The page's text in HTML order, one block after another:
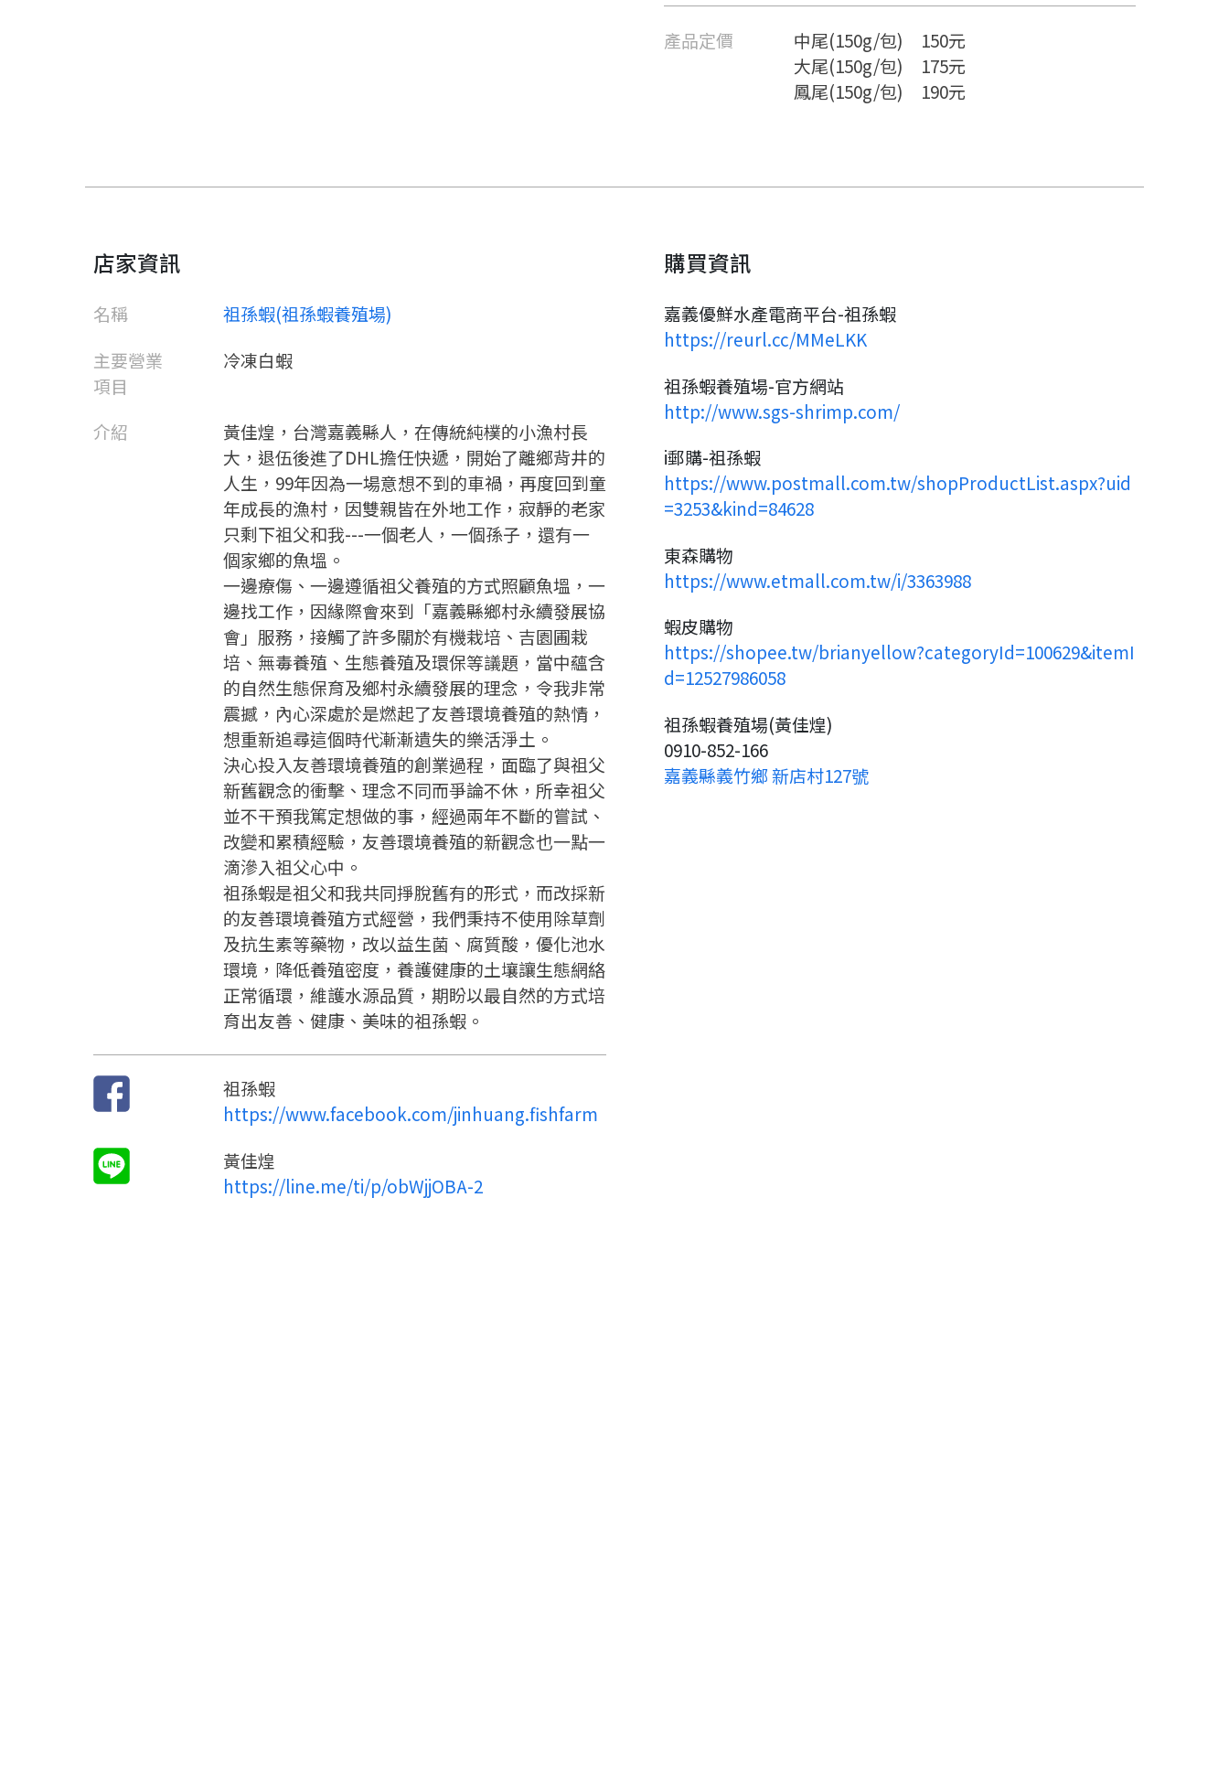
產品定價
中尾(150g/包) 150元
大尾(150g/包) 175元
鳳尾(150g/包) 190元
店家資訊
名稱
祖孫蝦(祖孫蝦養殖場)
主要營業
項目
冷凍白蝦
介紹
黃佳煌，台灣嘉義縣人，在傳統純樸的小漁村長
大，退伍後進了DHL擔任快遞，開始了離鄉背井的
人生，99年因為一場意想不到的車禍，再度回到童
年成長的漁村，因雙親皆在外地工作，寂靜的老家
只剩下祖父和我---一個老人，一個孫子，還有一
個家鄉的魚塭。
一邊療傷、一邊遵循祖父養殖的方式照顧魚塭，一
邊找工作，因緣際會來到「嘉義縣鄉村永續發展協
會」服務，接觸了許多關於有機栽培、吉園圃栽
培、無毒養殖、生態養殖及環保等議題，當中蘊含
的自然生態保育及鄉村永續發展的理念，令我非常
震撼，內心深處於是燃起了友善環境養殖的熱情，
想重新追尋這個時代漸漸遺失的樂活淨土。
決心投入友善環境養殖的創業過程，面臨了與祖父
新舊觀念的衝擊、理念不同而爭論不休，所幸祖父
並不干預我篤定想做的事，經過兩年不斷的嘗試、
改變和累積經驗，友善環境養殖的新觀念也一點一
滴滲入祖父心中。
祖孫蝦是祖父和我共同掙脫舊有的形式，而改採新
的友善環境養殖方式經營，我們秉持不使用除草劑
及抗生素等藥物，改以益生菌、腐質酸，優化池水
環境，降低養殖密度，養護健康的土壤讓生態網絡
正常循環，維護水源品質，期盼以最自然的方式培
育出友善、健康、美味的祖孫蝦。
祖孫蝦
https://www.facebook.com/jinhuang.fishfarm
黃佳煌
https://line.me/ti/p/obWjjOBA-2
購買資訊
嘉義優鮮水產電商平台-祖孫蝦
https://reurl.cc/MMeLKK
祖孫蝦養殖場-官方網站
http://www.sgs-shrimp.com/
i郵購-祖孫蝦
https://www.postmall.com.tw/shopProductList.aspx?uid
=3253&kind=84628
東森購物
https://www.etmall.com.tw/i/3363988
蝦皮購物
https://shopee.tw/brianyellow?categoryId=100629&itemI
d=12527986058
祖孫蝦養殖場(黃佳煌)
0910-852-166
嘉義縣義竹鄉 新店村127號
要註冊嗎？
嗨~這個 LINE 帳號還沒有註冊
過，
只要驗證手機號碼就能完成註
冊。
您要繼續嗎？
返回
請加入LINE好友
請掃描或點擊 QR code
加入「嘉義優鮮」LINE 好友，
才能繼續註冊喔。
點擊加入 LINE 好友
返回
開始填寫申請資料吧~
填寫申請資料
返回首頁
訊息
要申請新產品嗎？
您的申請資料正在等候審查中，
要申請新產品嗎？
查看申請進度 申請新產品
返回首頁
要看申請秘笈嗎？
想知道怎麼做更容易通過審核
嗎？
看看申請教學吧！
如果你已經準備好了，
點擊「直接申請」按鈕開始填寫
申請表。
直接申請 看密笈